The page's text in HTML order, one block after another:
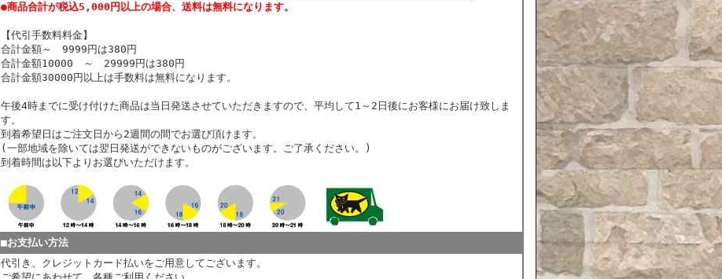
●商品合計が税込5,000円以上の場合、送料は無料になります。
【代引手数料料金】
合計金額～ 9999円は380円
合計金額10000 ～ 29999円は380円
合計金額30000円以上は手数料は無料になります。
午後4時までに受け付けた商品は当日発送させていただきますので、平均して1～2日後にお客様にお届け致しま
す。
到着希望日はご注文日から2週間の間でお選び頂けます。
(一部地域を除いては翌日発送ができないものがございます。ご了承ください。)
到着時間は以下よりお選びいただけます。
■お支払い方法
代引き、クレジットカード払いをご用意してございます。